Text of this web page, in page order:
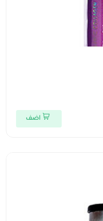
اضف